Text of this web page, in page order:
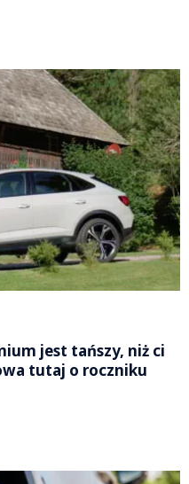
jest tańszy, niż ci
tutaj o roczniku